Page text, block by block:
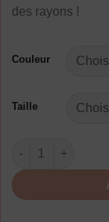
des rayons !
Couleur
Taille
quantité de Robe